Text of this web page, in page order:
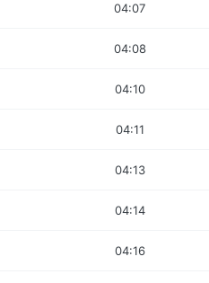
04:07
04:08
04:10
04:11
04:13
04:14
04:16